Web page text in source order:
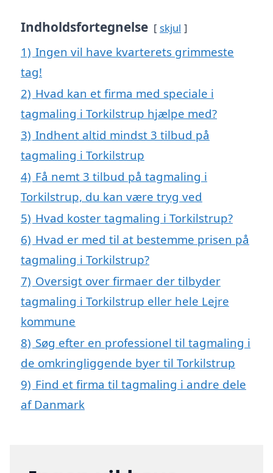
Indholdsfortegnelse skjul
1) Ingen vil have kvarterets grimmeste
tag!
2) Hvad kan et firma med speciale i
tagmaling i Torkilstrup hjælpe med?
3) Indhent altid mindst 3 tilbud på
tagmaling i Torkilstrup
4) Få nemt 3 tilbud på tagmaling i
Torkilstrup, du kan være tryg ved
5) Hvad koster tagmaling i Torkilstrup?
6) Hvad er med til at bestemme prisen på
tagmaling i Torkilstrup?
7) Oversigt over firmaer der tilbyder
tagmaling i Torkilstrup eller hele Lejre
kommune
8) Søg efter en professionel til tagmaling i
de omkringliggende byer til Torkilstrup
9) Find et firma til tagmaling i andre dele
af Danmark